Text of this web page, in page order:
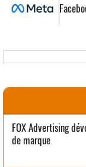
FOX Advertising
de marque